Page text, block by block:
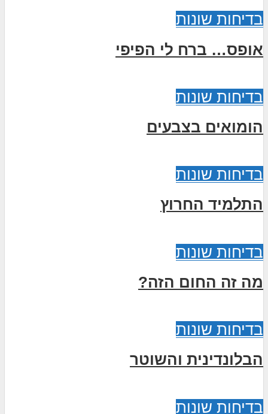
בדיחות שונות
אופס… ברח לי הפיפי
בדיחות שונות
הומואים בצבעים
בדיחות שונות
התלמיד החרוץ
בדיחות שונות
מה זה החום הזה?
בדיחות שונות
הבלונדינית והשוטר
בדיחות שונות